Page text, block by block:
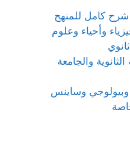
كامل للمنهج
وأحياء وعلوم
والجامعة
وبيولوجي وساينس